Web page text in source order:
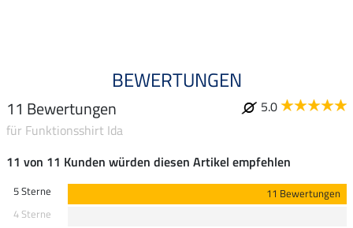
BEWERTUNGEN
11 Bewertungen
5.0
für Funktionsshirt Ida
11 von 11 Kunden würden diesen Artikel empfehlen
5 Sterne
11 Bewertungen
4 Sterne